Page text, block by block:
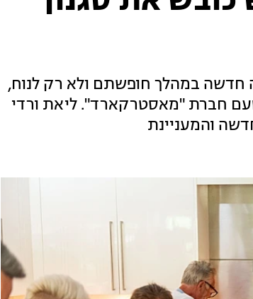
חדשה במהלך חופשתם ולא רק לנוח,
חברת "מאסטרקארד". ליאת ורדי